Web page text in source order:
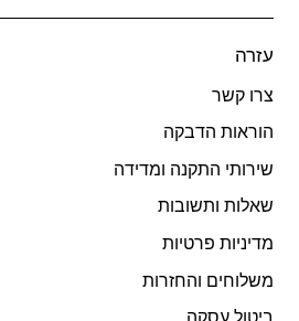
עזרה
צרו קשר
הוראות הדבקה
שירותי התקנה ומדידה
שאלות ותשובות
מדיניות פרטיות
משלוחים והחזרות